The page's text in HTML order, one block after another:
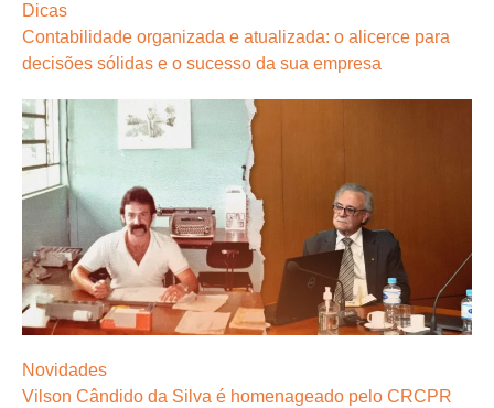
Dicas
Contabilidade organizada e atualizada: o alicerce para
decisões sólidas e o sucesso da sua empresa
Novidades
Vilson Cândido da Silva é homenageado pelo CRCPR